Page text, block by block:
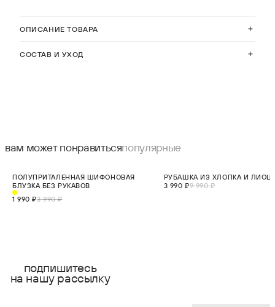
ОПИСАНИЕ ТОВАРА
СОСТАВ И УХОД
вам может понравитьсяпопулярные
XS
ПОЛУПРИТАЛЕННАЯ ШИФОНОВАЯ
БЛУЗКА БЕЗ РУКАВОВ
1 990 ₽3 990 ₽
НОВИНКА
РУБАШКА ИЗ ХЛОПКА И
3 990 ₽9 990 ₽
подпишитесь
на нашу рассылку